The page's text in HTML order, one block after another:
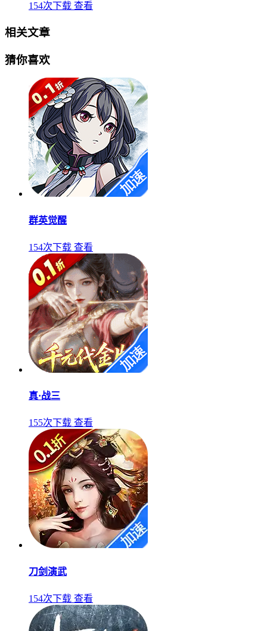
154次下载 查看
相关文章
猜你喜欢
群英觉醒
154次下载 查看
真·战三
155次下载 查看
刀剑演武
154次下载 查看